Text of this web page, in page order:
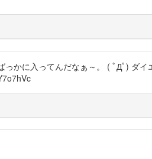
かに入ってんだなぁ～。 ( ﾟДﾟ) ダイ